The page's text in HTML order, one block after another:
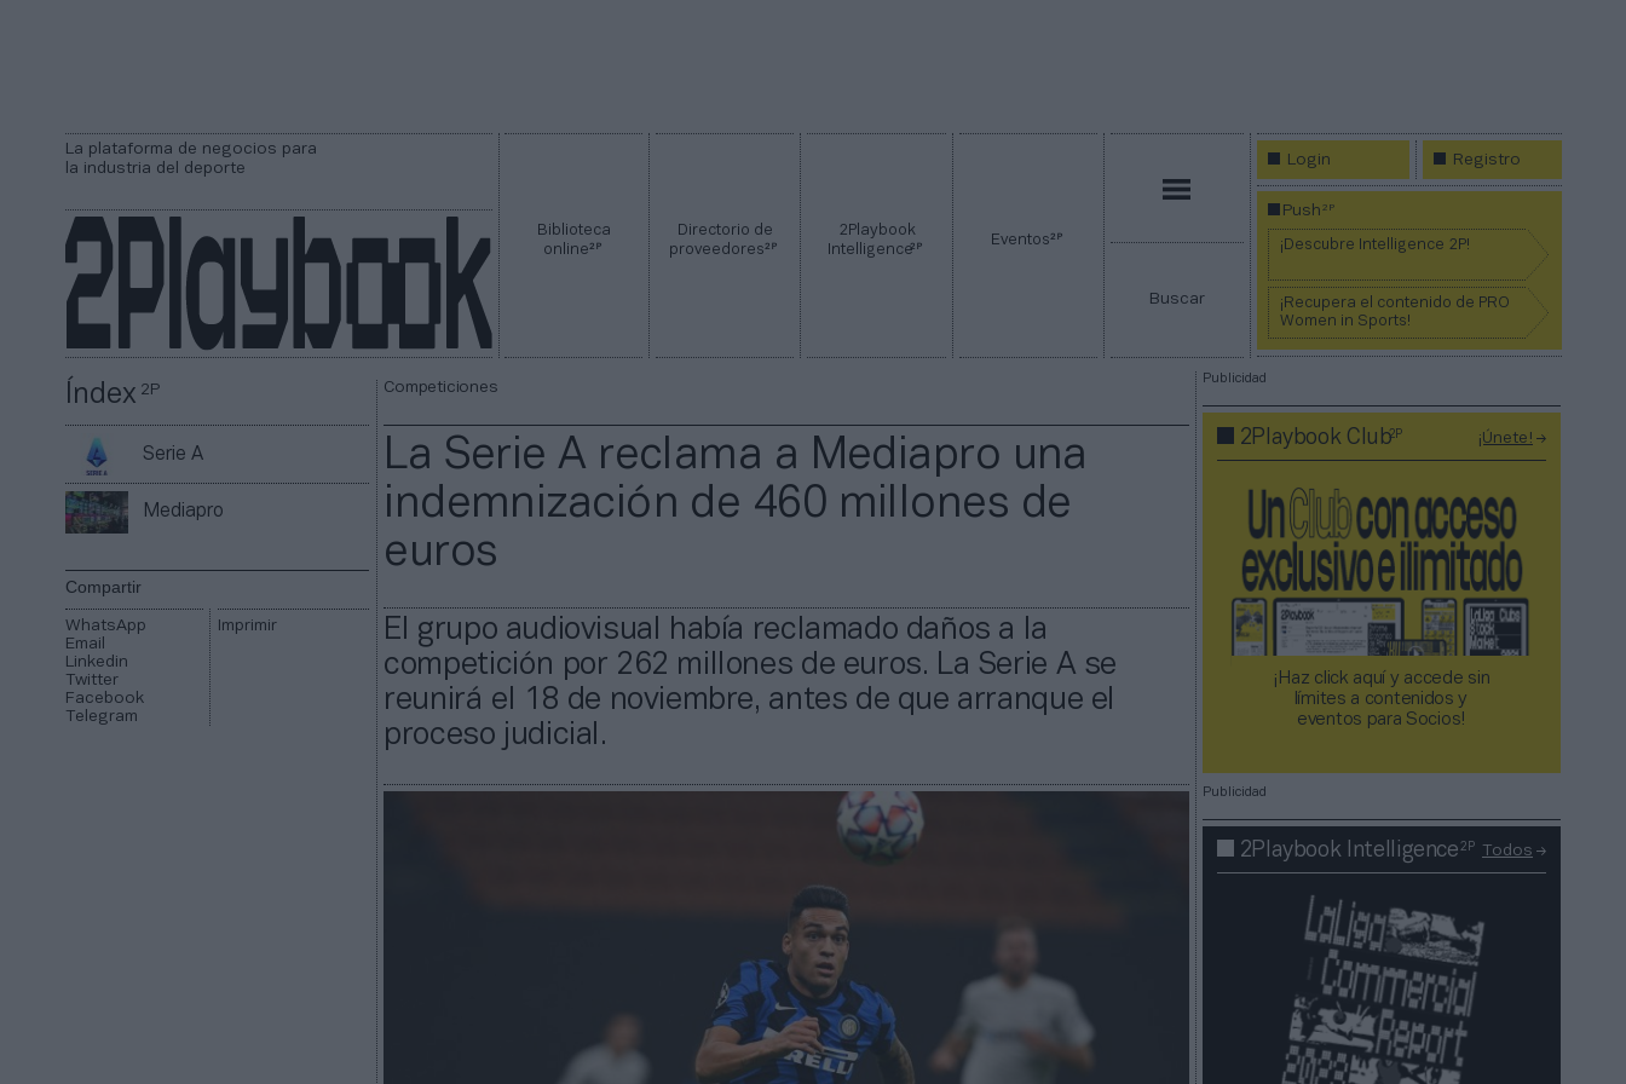
La plataforma de negocios para
la industria del deporte
Biblioteca
online2P
Directorio de
proveedores2P
2Playbook
Intelligence2P Eventos2P
Buscar
Login Registro
Push2P
¡Descubre Intelligence 2P!
¡Recupera el contenido de PRO
Women in Sports!
Índex2P
Serie A
Mediapro
Compartir
WhatsApp
Email
Linkedin
Twitter
Facebook
Telegram
Imprimir
Competiciones
La Serie A reclama a Mediapro una
indemnización de 460 millones de
euros
El grupo audiovisual había reclamado daños a la
competición por 262 millones de euros. La Serie A se
reunirá el 18 de noviembre, antes de que arranque el
proceso judicial.
Publicidad
2Playbook Club2P ¡Únete!
¡Haz click aquí y accede sin
límites a contenidos y
eventos para Socios!​​​​​​​
Publicidad
2Playbook Intelligence2P Todos